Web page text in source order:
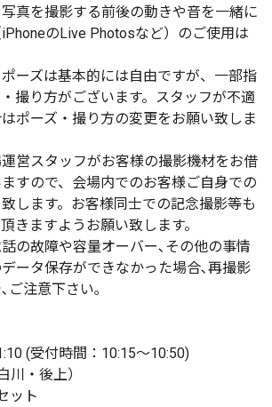
真を撮影する前後の動きや音を一緒に
のLive Photosなど）のご使用は
ーズは基本的には自由ですが、一部指
撮り方がございます。スタッフが不適
ポーズ・撮り方の変更をお願い致しま
営スタッフがお客様の撮影機材をお借
すので、会場内でのお客様ご自身での
します。お客様同士での記念撮影等も
きますようお願い致します。
の故障や容量オーバー､その他の事情
ータ保存ができなかった場合､再撮影
ご注意下さい｡
(受付時間：10:15〜10:50)
・後上）
ット